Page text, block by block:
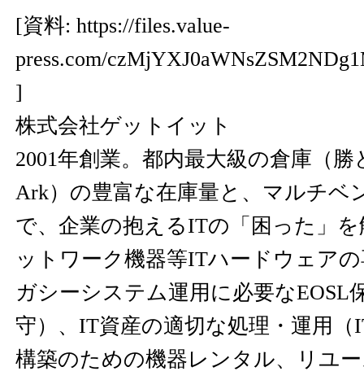
[資料: https://files.value-
press.com/
]
株式会社ゲットイット
2001年創業。都内最大級の倉庫（
Ark）の豊富な在庫量と、マルチベ
で、企業の抱えるITの「困った」
ットワーク機器等ITハードウェア
ガシーシステム運用に必要なEOSL
守）、IT資産の適切な処理・運用（
構築のための機器レンタル、リユ